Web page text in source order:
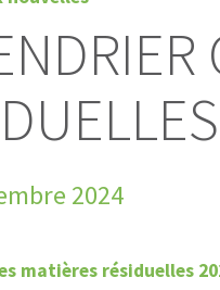
TENUE D'UN
2024
matières résiduelles